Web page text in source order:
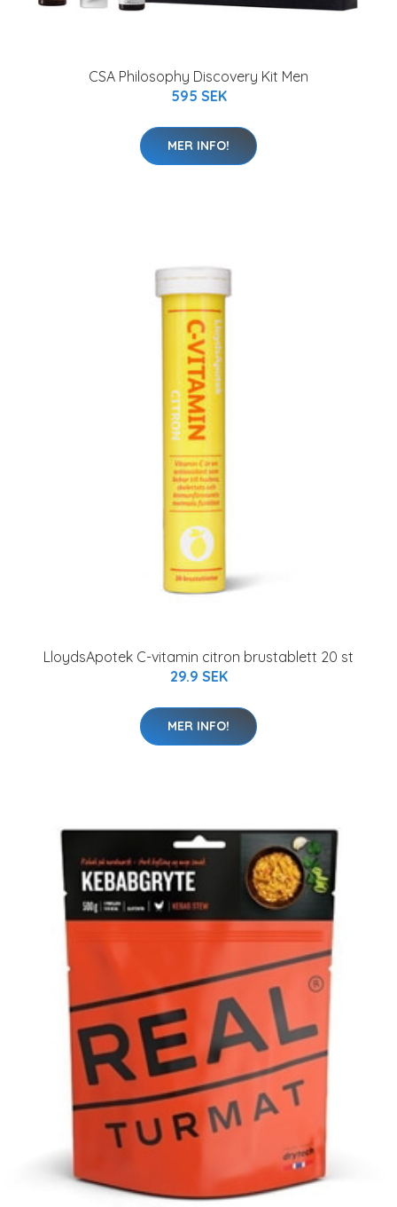
CSA Philosophy Discovery Kit Men
595 SEK
MER INFO!
LloydsApotek C-vitamin citron brustablett 20 st
29.9 SEK
MER INFO!